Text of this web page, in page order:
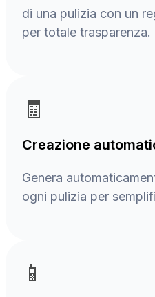
di una pulizia con un
per totale trasparenza.
🧾
Creazione
Genera
ogni pulizia per
📱